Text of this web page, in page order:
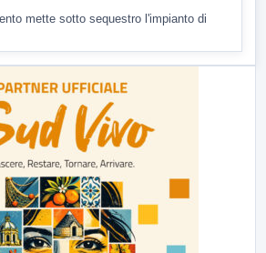
mette sotto sequestro l'impianto di